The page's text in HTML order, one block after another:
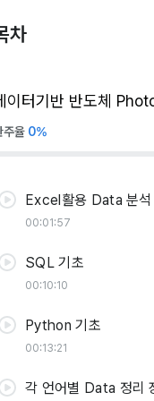
차
이터기반 반도체
주율 0%
00:03:44
목적에 맞는 Data 정
Excel활용 Data 분석
00:01:57
SQL 기초
00:10:10
Python 기초
00:13:21
각 언어별 Data 정리